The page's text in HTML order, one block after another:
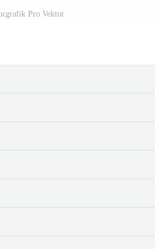
Pro Vektor